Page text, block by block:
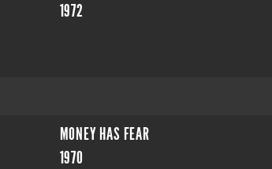
1972
MONEY HAS FEAR
1970